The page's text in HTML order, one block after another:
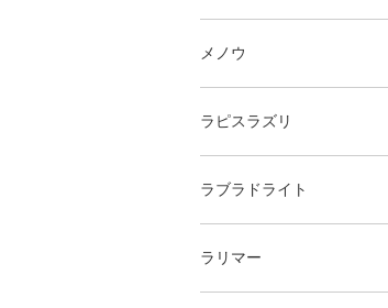
メノウ
ラピスラズリ
ラブラドライト
ラリマー